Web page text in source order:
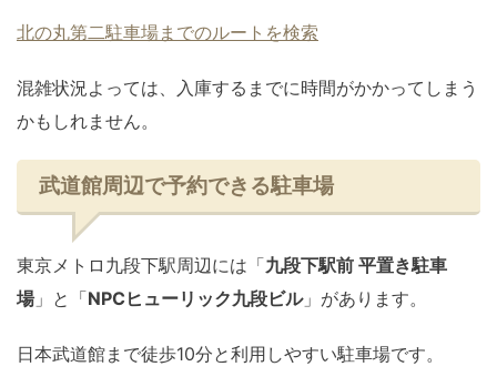
北の丸第二駐車場までのルートを検索
混雑状況よっては、入庫するまでに時間がかかってしまう
かもしれません。
武道館周辺で予約できる駐車場
東京メトロ九段下駅周辺には「九段下駅前 平置き駐車
場」と「NPCヒューリック九段ビル」があります。
日本武道館まで徒歩10分と利用しやすい駐車場です。